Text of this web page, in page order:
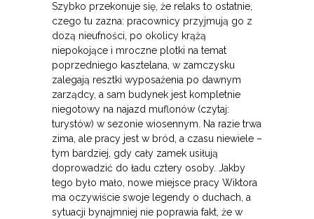
Szybko przekonuje się, że relaks to ostatnie,
czego tu zazna: pracownicy przyjmują go z
dozą nieufności, po okolicy krążą
niepokojące i mroczne plotki na temat
poprzedniego kasztelana, w zamczysku
zalegają resztki wyposażenia po dawnym
zarządcy, a sam budynek jest kompletnie
niegotowy na najazd muflonów (czytaj:
turystów) w sezonie wiosennym. Na razie trwa
zima, ale pracy jest w bród, a czasu niewiele –
tym bardziej, gdy cały zamek usiłują
doprowadzić do ładu cztery osoby. Jakby
tego było mało, nowe miejsce pracy Wiktora
ma oczywiście swoje legendy o duchach, a
sytuacji bynajmniej nie poprawia fakt, że w